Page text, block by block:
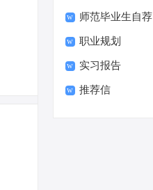
选15篇师范毕业生自荐
信范文六篇
职业规划
实习报告
推荐信